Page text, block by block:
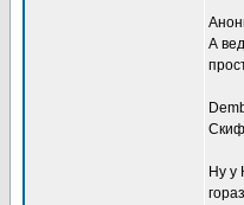
А
Скиф
Ну у